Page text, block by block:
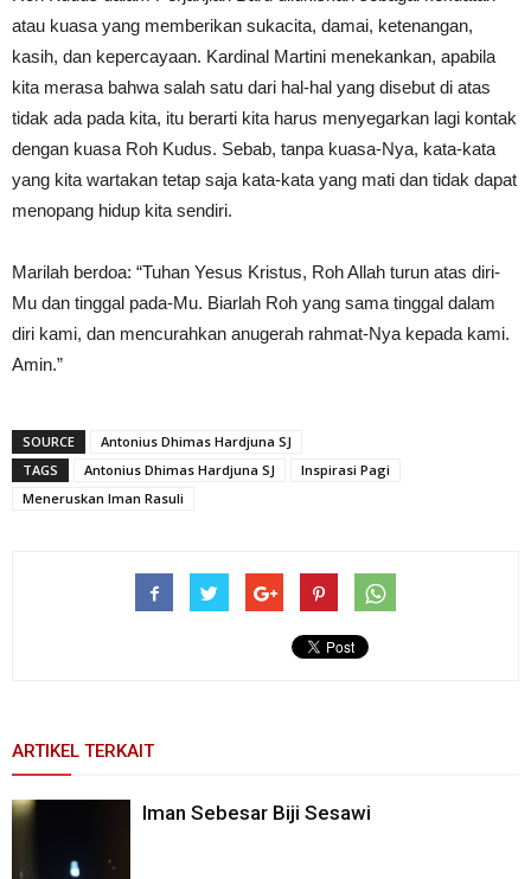
atau kuasa yang memberikan sukacita, damai, ketenangan,
kasih, dan kepercayaan. Kardinal Martini menekankan, apabila
kita merasa bahwa salah satu dari hal-hal yang disebut di atas
tidak ada pada kita, itu berarti kita harus menyegarkan lagi kontak
dengan kuasa Roh Kudus. Sebab, tanpa kuasa-Nya, kata-kata
yang kita wartakan tetap saja kata-kata yang mati dan tidak dapat
menopang hidup kita sendiri.
Marilah berdoa: “Tuhan Yesus Kristus, Roh Allah turun atas diri-
Mu dan tinggal pada-Mu. Biarlah Roh yang sama tinggal dalam
diri kami, dan mencurahkan anugerah rahmat-Nya kepada kami.
Amin.”
SOURCE
Antonius Dhimas Hardjuna SJ
TAGS
Antonius Dhimas Hardjuna SJ
Inspirasi Pagi
Meneruskan Iman Rasuli
ARTIKEL TERKAIT
Iman Sebesar Biji Sesawi